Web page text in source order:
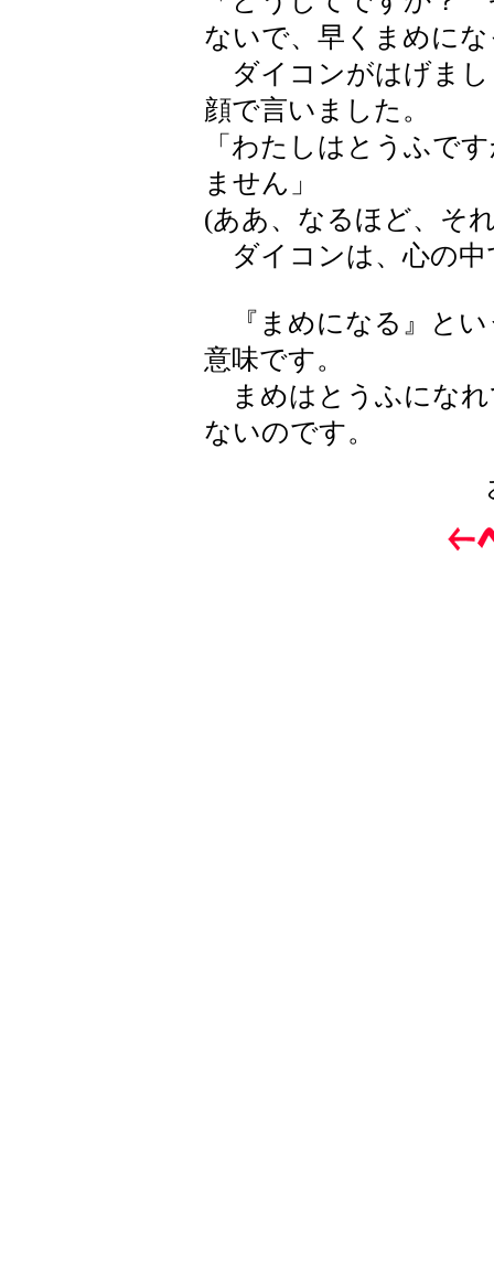
ないで、早くまめに
ダイコンがはげまし
顔で言いました。
「わたしはとうふで
ません」
(ああ、なるほど、そ
ダイコンは、心の中
『まめになる』とい
意味です。
まめはとうふになれ
ないのです。